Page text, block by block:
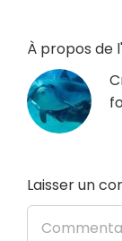
À propos de
Laisser un
Commentaire